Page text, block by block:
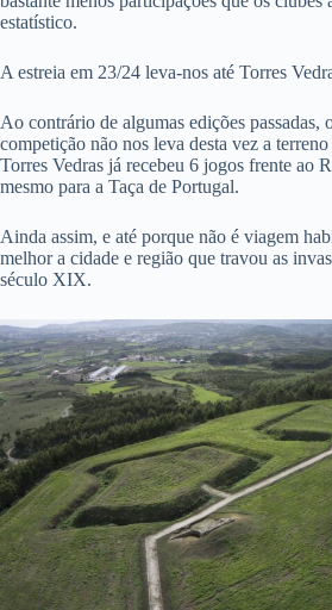
estatístico.
A estreia em 23/24 leva-nos até Torres
Ao contrário de algumas edições passadas,
competição não nos leva desta vez a
Torres Vedras já recebeu 6 jogos frente ao
mesmo para a Taça de Portugal.
Ainda assim, e até porque não é viagem
melhor a cidade e região que travou as
século XIX.